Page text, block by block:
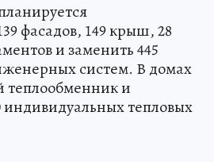
фасадов, 149 крыш, 28
и заменить 445
систем. В домах
теплообменник и
тепловых